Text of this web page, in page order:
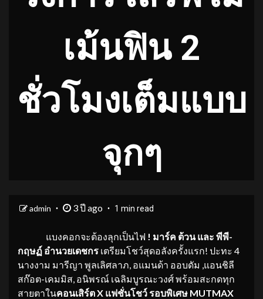
เม้นฟิน 2
ชั่วโมงเต็มแบบ
จุกๆ
admin 3 ปี ago 1 min read
แบงคอกจะต้องลุกเป็นไฟ ! มาร์ค ต้วน และ พีพี-
กฤษฏ์ อำนวยเดชกร เตรียมโชว์สุดอลังครั้งแรก! ปะทะ 4
นางงาม มารีญา พูลเลิศลาภ, อแมนด้า ออบดัม ,แอนชิลี
สก๊อต-เคมมิส, อนิพรณ์ เฉลิมบูรณะวงศ์ พร้อมสะกดทุก
สายตาในคอนเสิร์ต X แฟชั่นโชว์ รอบพิเศษ MUTMAX